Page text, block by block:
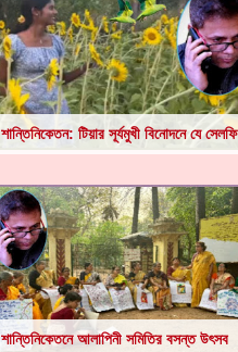
শান্তিনিকেতন: টিয়ার সূর্যমুখী বিনোদনে যে সেলফি
শান্তিনিকেতনে আলাপিনী সমিতির বসন্ত উৎসব